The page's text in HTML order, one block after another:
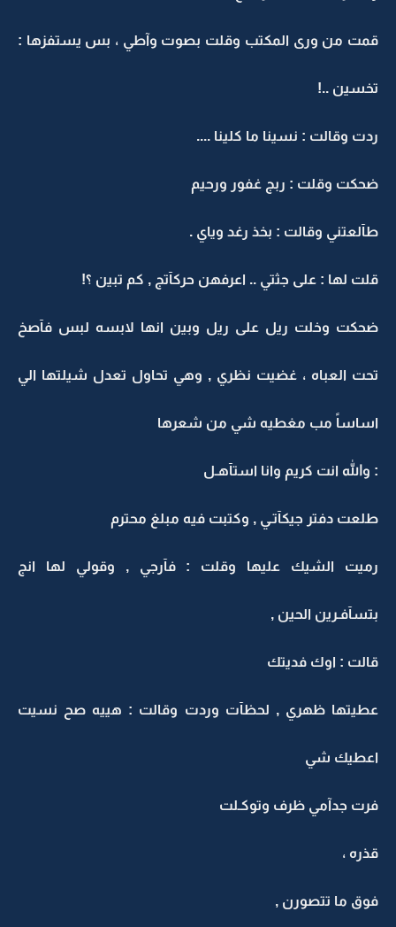
قمت من ورى المكتب وقلت بصوت وآطي ، بس يستفزها :
تخسين ..!
ردت وقالت : نسينا ما كلينا ....
ضحكت وقلت : ربج غفور ورحيم
طآلعتني وقالت : بخذ رغد وياي .
قلت لها : على جثتي .. اعرفهن حركآتج , كم تبين ؟!
ضحكت وخلت ريل على ريل وبين انها لابسه لبس فآصخ
تحت العباه ، غضيت نظري , وهي تحاول تعدل شيلتها الي
اساساً مب مغطيه شي من شعرها
: والله انت كريم وانا استآهـل
طلعت دفتر جيكآتـي , وكتبت فيه مبلغ محترم
رميت الشيك عليها وقلت : فآرجي , وقولي لها انج
بتسآفـرين الحين ,
قالت : اوك فديتك
عطيتها ظهري , لحظآت وردت وقالت : هييه صح نسيت
اعطيك شي
فرت جدآمي ظرف وتوكـلت
قذره ،
فوق ما تتصورن ,